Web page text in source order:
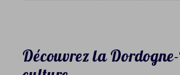
Découvrez la